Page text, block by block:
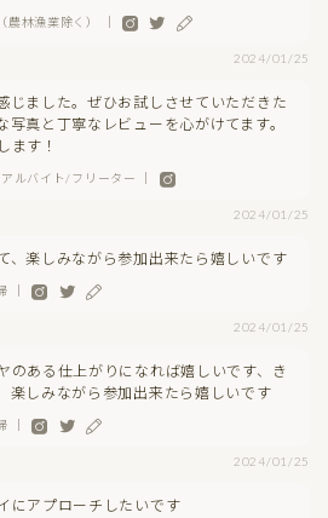
農林漁業除く） ｜
2024/01/25
じました。ぜひお試しさせていただきた
写真と丁寧なレビューを心がけてます。
ます！
ルバイト/フリーター ｜
2024/01/25
、楽しみながら参加出来たら嬉しいです
｜
2024/01/25
のある仕上がりになれば嬉しいです、き
楽しみながら参加出来たら嬉しいです
｜
2024/01/25
にアプローチしたいです